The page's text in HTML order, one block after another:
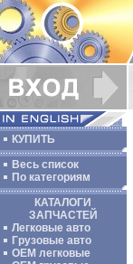
КУПИТЬ
Весь список
По категориям
КАТАЛОГИ
ЗАПЧАСТЕЙ
Легковые авто
Грузовые авто
ОЕМ легковые